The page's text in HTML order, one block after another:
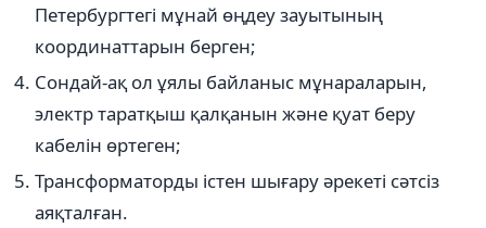
Петербургтегі мұнай өңдеу зауытының
координаттарын берген;
Сондай-ақ ол ұялы байланыс мұнараларын,
электр таратқыш қалқанын және қуат беру
кабелін өртеген;
Трансформаторды істен шығару әрекеті сәтсіз
аяқталған.